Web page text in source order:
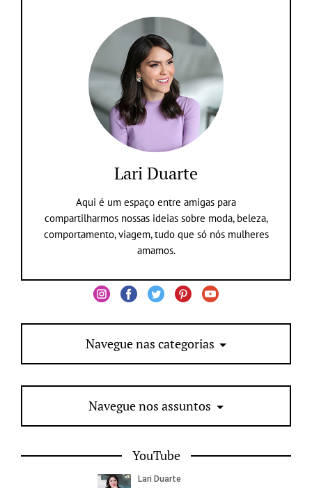
Lari Duarte
Aqui é um espaço entre amigas para
compartilharmos nossas ideias sobre moda, beleza,
comportamento, viagem, tudo que só nós mulheres
amamos.
Navegue nas categorias
Navegue nos assuntos
YouTube